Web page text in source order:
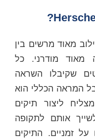
מאוד מרשים בין
מאוד מודרני. כל
שקיבלו השראה
המראה הכללי הוא
ליצור תיקים
אותם לתקופה
זמניים. התיקים